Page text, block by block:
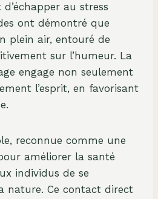
au stress
ont démontré que
plein air, entouré de
sur l’humeur. La
engage non seulement
l’esprit, en favorisant
reconnue comme une
améliorer la santé
individus de se
nature. Ce contact direct